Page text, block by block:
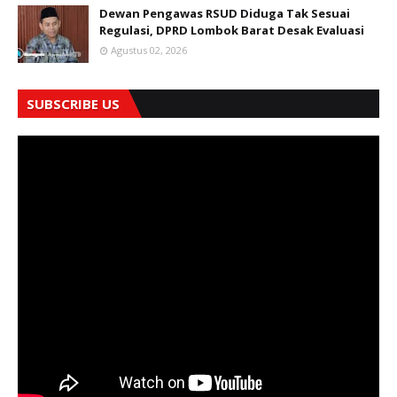
Dewan Pengawas RSUD Diduga Tak Sesuai
Regulasi, DPRD Lombok Barat Desak Evaluasi
Agustus 02, 2026
SUBSCRIBE US